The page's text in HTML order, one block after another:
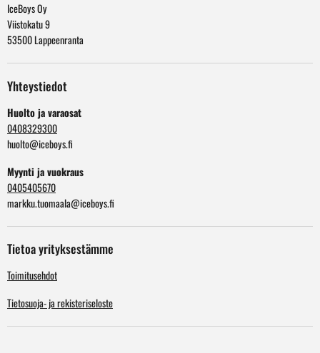
IceBoys Oy
Viistokatu 9
53500 Lappeenranta
Yhteystiedot
Huolto ja varaosat
0408329300
huolto@iceboys.fi
Myynti ja vuokraus
0405405670
markku.tuomaala@iceboys.fi
Tietoa yrityksestämme
Toimitusehdot
Tietosuoja- ja rekisteriseloste